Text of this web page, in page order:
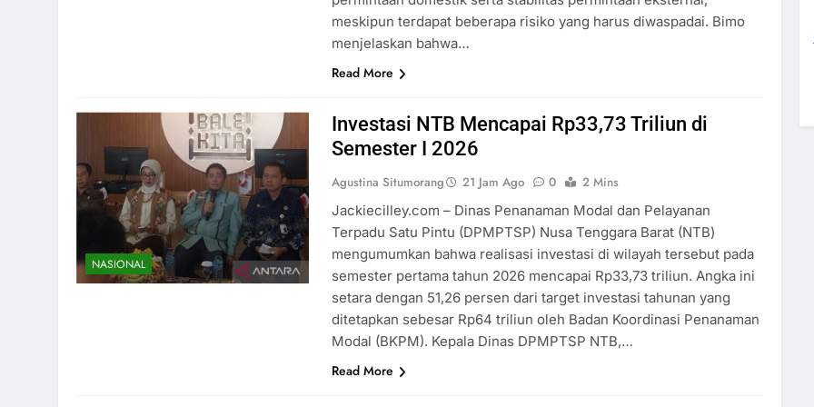
meskipun terdapat beberapa risiko yang harus diwaspadai. Bimo
menjelaskan bahwa…
Read More
NASIONAL
Investasi NTB Mencapai Rp33,73 Triliun di
Semester I 2026
Agustina Situmorang 21 Jam Ago 0
2 Mins
Jackiecilley.com – Dinas Penanaman Modal dan Pelayanan
Terpadu Satu Pintu (DPMPTSP) Nusa Tenggara Barat (NTB)
mengumumkan bahwa realisasi investasi di wilayah tersebut pada
semester pertama tahun 2026 mencapai Rp33,73 triliun. Angka ini
setara dengan 51,26 persen dari target investasi tahunan yang
ditetapkan sebesar Rp64 triliun oleh Badan Koordinasi Penanaman
Modal (BKPM). Kepala Dinas DPMPTSP NTB,…
Read More